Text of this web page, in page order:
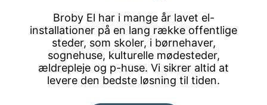
Broby El har i mange år lavet el-
installationer på en lang række offentlige
steder, som skoler, i børnehaver,
sognehuse, kulturelle mødesteder,
ældrepleje og p-huse. Vi sikrer altid at
levere den bedste løsning til tiden.